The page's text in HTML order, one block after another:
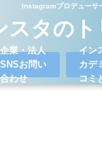
Instagramプロデューサ
スタのト
企業・法人
SNSお問い
合わせ
イン
カデ
コミ